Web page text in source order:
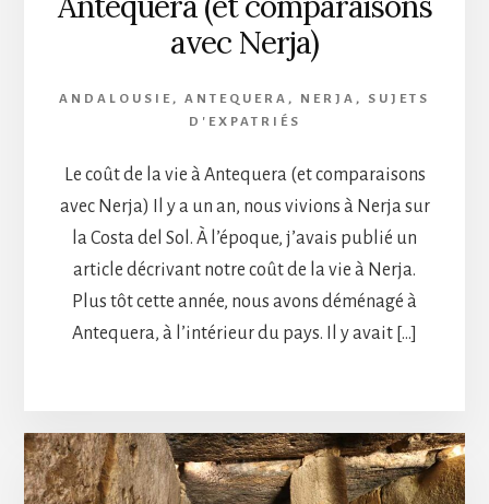
avec Nerja)
ANDALOUSIE , ANTEQUERA , NERJA , SUJETS
D'EXPATRIÉS
Le coût de la vie à Antequera (et comparaisons
avec Nerja) Il y a un an, nous vivions à Nerja sur
la Costa del Sol. À l’époque, j’avais publié un
article décrivant notre coût de la vie à Nerja.
Plus tôt cette année, nous avons déménagé à
Antequera, à l’intérieur du pays. Il y avait […]